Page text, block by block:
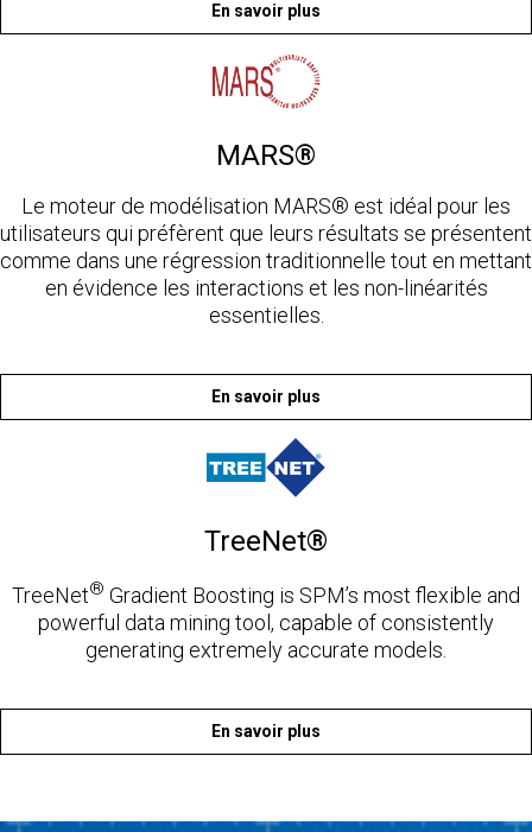
En savoir plus
MARS®
Le moteur de modélisation MARS® est idéal pour les
utilisateurs qui préfèrent que leurs résultats se présentent
comme dans une régression traditionnelle tout en mettant
en évidence les interactions et les non-linéarités
essentielles.
En savoir plus
TreeNet®
TreeNet® Gradient Boosting is SPM’s most flexible and
powerful data mining tool, capable of consistently
generating extremely accurate models.
En savoir plus